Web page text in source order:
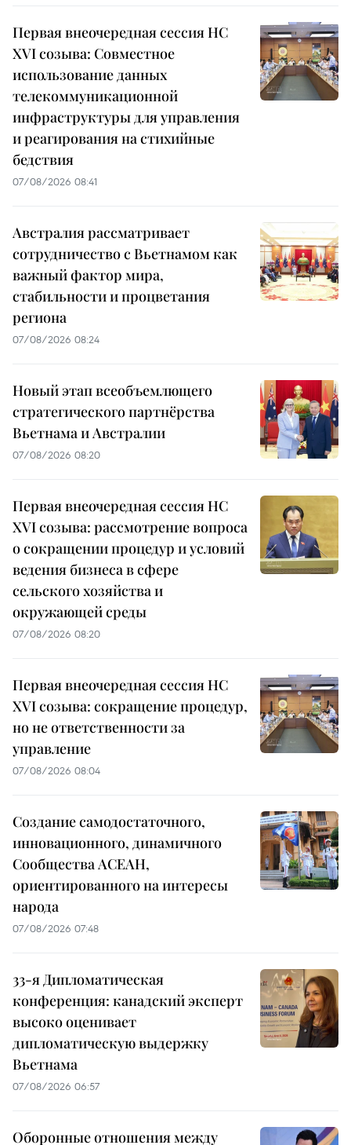
Первая внеочередная сессия НС
XVI созыва: Совместное
использование данных
телекоммуникационной
инфраструктуры для управления
и реагирования на стихийные
бедствия
07/08/2026 08:41
Австралия рассматривает
сотрудничество с Вьетнамом как
важный фактор мира,
стабильности и процветания
региона
07/08/2026 08:24
Новый этап всеобъемлющего
стратегического партнёрства
Вьетнама и Австралии
07/08/2026 08:20
Первая внеочередная сессия НС
XVI созыва: рассмотрение вопроса
о сокращении процедур и условий
ведения бизнеса в сфере
сельского хозяйства и
окружающей среды
07/08/2026 08:20
Первая внеочередная сессия НС
XVI созыва: сокращение процедур,
но не ответственности за
управление
07/08/2026 08:04
Создание самодостаточного,
инновационного, динамичного
Сообщества АСЕАН,
ориентированного на интересы
народа
07/08/2026 07:48
33-я Дипломатическая
конференция: канадский эксперт
высоко оценивает
дипломатическую выдержку
Вьетнама
07/08/2026 06:57
Оборонные отношения между